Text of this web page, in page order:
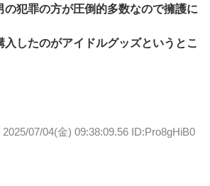
の犯罪の方が圧倒的多数なので擁護に
入したのがアイドルグッズというとこ
2025/07/04(金) 09:38:09.56 ID:Pro8gHiB0